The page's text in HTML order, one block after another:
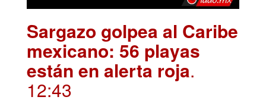
Sargazo golpea al Caribe
mexicano: 56 playas
están en alerta roja.
12:43